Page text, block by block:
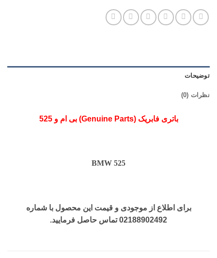
توضیحات
نظرات (0)
باتری فابریک (Genuine Parts) بی ام و 525
BMW 525
برای اطلاع از موجودی و قیمت این محصول با شماره
02188902492 تماس حاصل فرمایید.